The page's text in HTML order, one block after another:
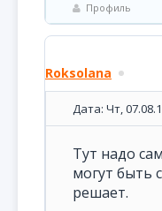
Профиль
Roksolana
Дата: Чт,
Тут надо
могут быть
решает.